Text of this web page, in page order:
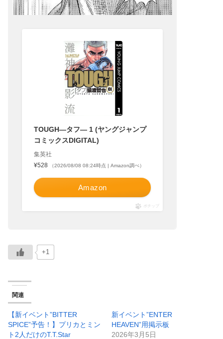
TOUGH―タフ― 1 (ヤングジャンプ
コミックスDIGITAL)
集英社
¥528
（2026/08/08 08:24時点 | Amazon調べ）
Amazon
ポチップ
+1
関連
【新イベント”BITTER
SPICE”予告！】プリカとミン
ト2人だけのT.T.Star
新イベント”ENTER
HEAVEN”用掲示板
2026年3月5日